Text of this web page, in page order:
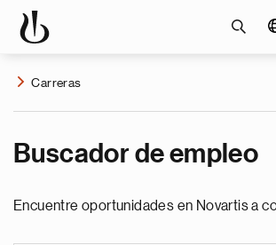
Carreras
Buscador de empleo
Encuentre oportunidades en Novartis a